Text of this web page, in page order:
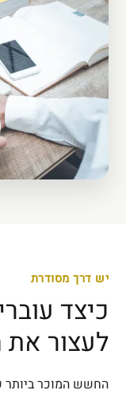
יש דרך מסודרת
כיצד
לעצור
החשש המוכר ביותר